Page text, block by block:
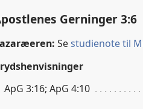
Gerninger 3:6
Sestudienote til
ApG 3:16; ApG 4:10